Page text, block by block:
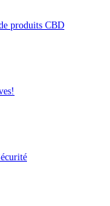
produits CBD